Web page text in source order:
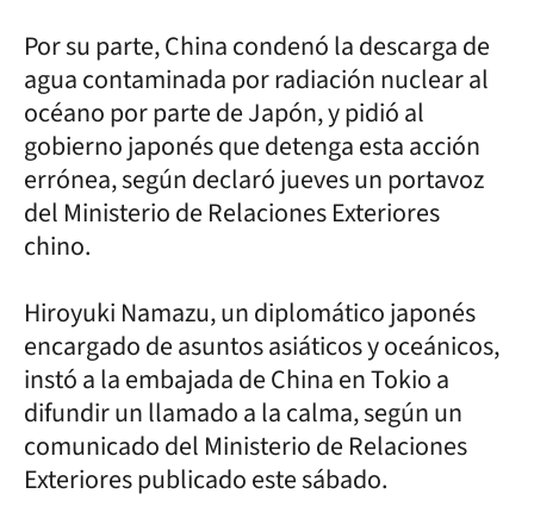
Por su parte, China condenó la descarga de
agua contaminada por radiación nuclear al
océano por parte de Japón, y pidió al
gobierno japonés que detenga esta acción
errónea, según declaró jueves un portavoz
del Ministerio de Relaciones Exteriores
chino.
Hiroyuki Namazu, un diplomático japonés
encargado de asuntos asiáticos y oceánicos,
instó a la embajada de China en Tokio a
difundir un llamado a la calma, según un
comunicado del Ministerio de Relaciones
Exteriores publicado este sábado.